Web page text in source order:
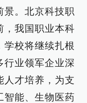
景。北京科技职
，我国职业本科
学校将继续扎根
行业领军企业深
人才培养，为支
智能、生物医药